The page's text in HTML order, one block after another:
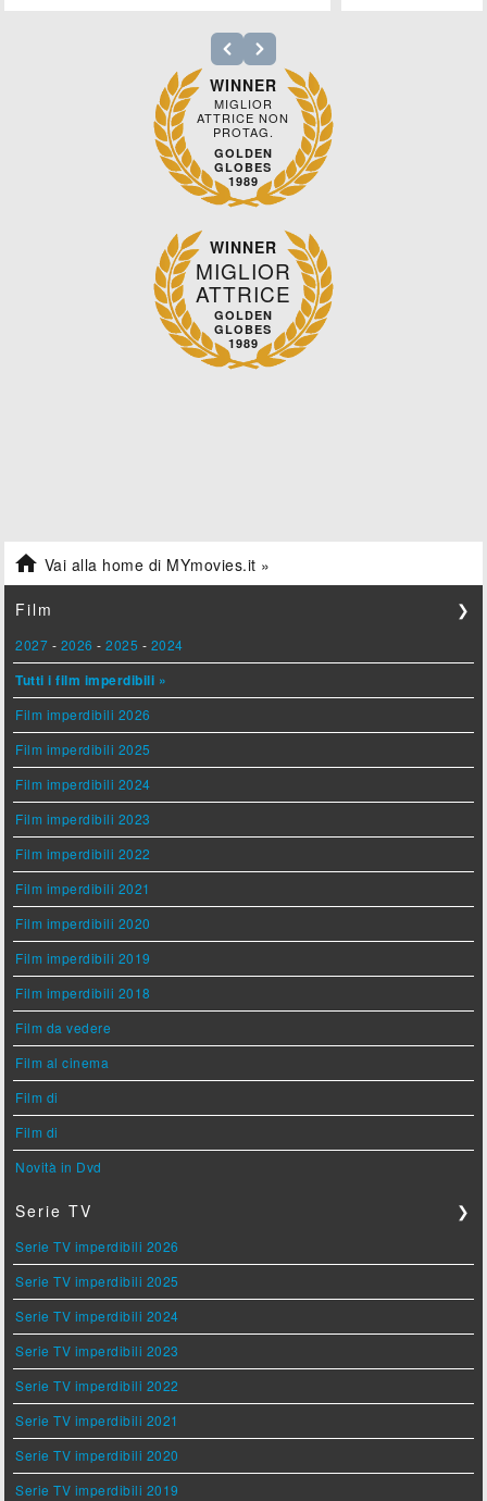
WINNER
MIGLIOR
ATTRICE NON
PROTAG.
GOLDEN
GLOBES
1989
WINNER
MIGLIOR
ATTRICE
GOLDEN
GLOBES
1989
 Vai alla home di MYmovies.it »
Film ❯
2027 - 2026 -2025 - 2024
Tutti i film imperdibili »
Film imperdibili 2026
Film imperdibili 2025
Film imperdibili 2024
Film imperdibili 2023
Film imperdibili 2022
Film imperdibili 2021
Film imperdibili 2020
Film imperdibili 2019
Film imperdibili 2018
Film da vedere
Film al cinema
Film di
Film di
Novità in Dvd
Serie TV ❯
Serie TV imperdibili 2026
Serie TV imperdibili 2025
Serie TV imperdibili 2024
Serie TV imperdibili 2023
Serie TV imperdibili 2022
Serie TV imperdibili 2021
Serie TV imperdibili 2020
Serie TV imperdibili 2019